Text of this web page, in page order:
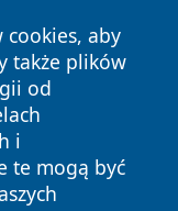
cookies, aby
także plików
od
i
te mogą być
prawa